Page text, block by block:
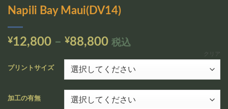
Napili Bay Maui(DV14)
¥12,800 – ¥88,800価
帯:
¥12,800
–
¥88,800
税込
プリントサイズ
加工の有無
クリア